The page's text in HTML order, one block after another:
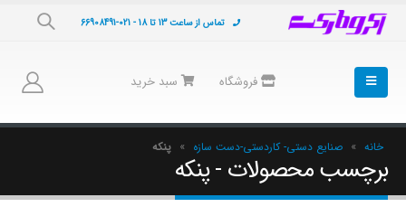
تماس از ساعت 13 تا 18 - 021-66908491
فروشگاه سبد خرید
خانه » صنایع دستی- کاردستی-دست سازه » پنکه
برچسب محصولات - پنکه